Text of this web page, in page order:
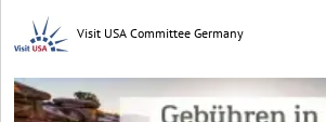
Visit USA Committee Germany